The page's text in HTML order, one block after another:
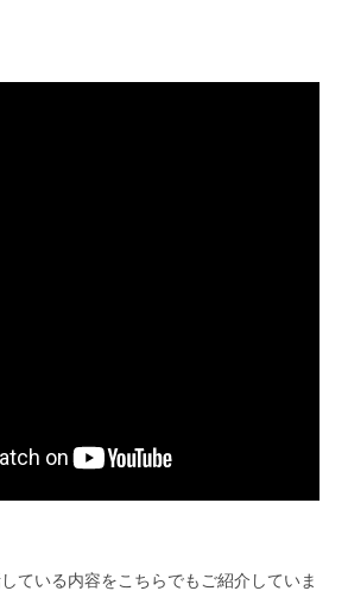
ている内容をこちらでもご紹介していま